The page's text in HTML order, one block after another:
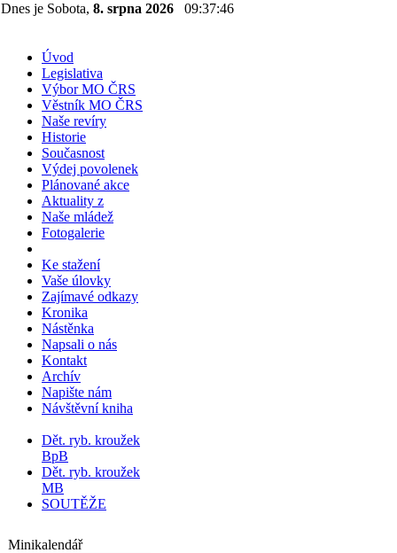
Dnes je Sobota, 8. srpna 2026 09:37:47
Úvod
Legislativa
Výbor MO ČRS
Věstník MO ČRS
Naše revíry
Historie
Současnost
Výdej povolenek
Plánované akce
Aktuality z
Naše mládež
Fotogalerie
Ke stažení
Vaše úlovky
Zajímavé odkazy
Kronika
Nástěnka
Napsali o nás
Kontakt
Archív
Napište nám
Návštěvní kniha
Dět. ryb. kroužek
BpB
Dět. ryb. kroužek
MB
SOUTĚŽE
Minikalendář